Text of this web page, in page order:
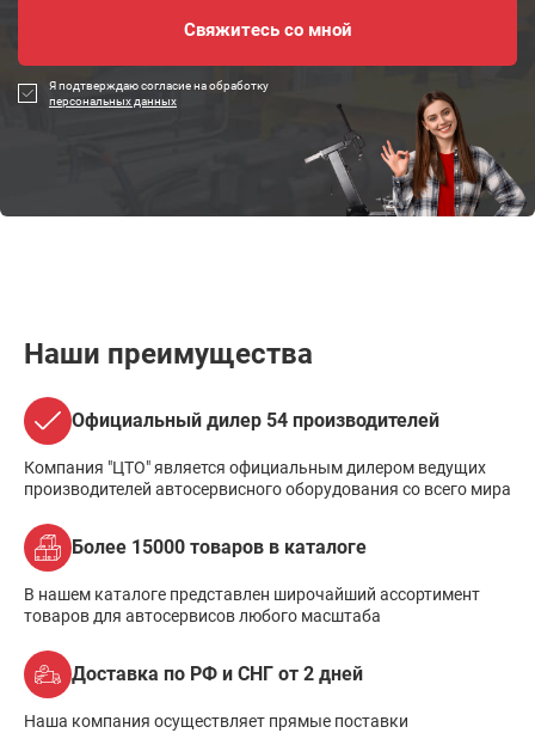
Я подтверждаю согласие на обработку
персональных данных
Наши преимущества
Официальный дилер 54 производителей
Компания "ЦТО" является официальным дилером ведущих
производителей автосервисного оборудования со всего мира
Более 15000 товаров в каталоге
В нашем каталоге представлен широчайший ассортимент
товаров для автосервисов любого масштаба
Доставка по РФ и СНГ от 2 дней
Наша компания осуществляет прямые поставки